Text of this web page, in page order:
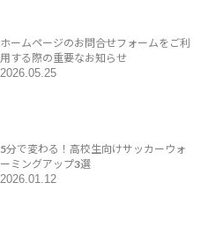
ホームページのお問合せフォームをご利
用する際の重要なお知らせ
2026.05.25
5分で変わる！高校生向けサッカーウォ
ーミングアップ3選
2026.01.12